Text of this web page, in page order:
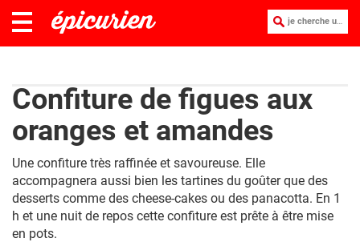
je cherche une recette :
Confiture de figues aux
oranges et amandes
Une confiture très raffinée et savoureuse. Elle
accompagnera aussi bien les tartines du goûter que des
desserts comme des cheese-cakes ou des panacotta. En 1
h et une nuit de repos cette confiture est prête à être mise
en pots.